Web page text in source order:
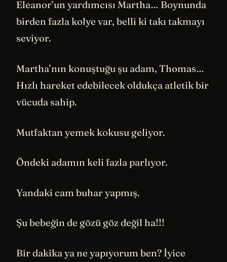
Eleanor’un yardımcısı Martha… Boynunda
birden fazla kolye var, belli ki takı takmayı
seviyor.
Martha’nın konuştuğu şu adam, Thomas…
Hızlı hareket edebilecek oldukça atletik bir
vücuda sahip.
Mutfaktan yemek kokusu geliyor.
Öndeki adamın keli fazla parlıyor.
Yandaki cam buhar yapmış.
Şu bebeğin de gözü göz değil ha!!!
Bir dakika ya ne yapıyorum ben? İyice